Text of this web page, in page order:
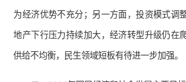
为经济优势不充分；另一方面，投资模式调
地产下行压力持续加大，经济转型升级仍在
供给不均衡，民生领域短板有待进一步加强。